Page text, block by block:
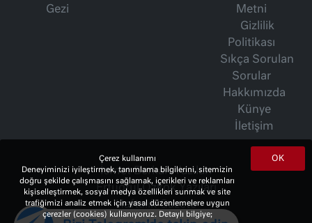
Gezi
Metni
Gizlilik
Politikası
Sıkça Sorulan
Sorular
Hakkımızda
Künye
İletişim
İsmet Berkan Yazıları
Ertuğrul Özkök Yazıları
Haftalık Gazete
OK
Çerez kullanımı
Deneyiminizi iyileştirmek, tanımlama bilgilerini, sitemizin
doğru şekilde çalışmasını sağlamak, içerikleri ve reklamları
kişiselleştirmek, sosyal medya özellikleri sunmak ve site
trafiğimizi analiz etmek için yasal düzenlemelere uygun
çerezler (cookies) kullanıyoruz. Detaylı bilgiye;